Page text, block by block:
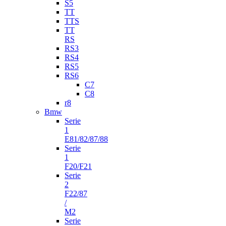
S5
TT
TTS
TT
RS
RS3
RS4
RS5
RS6
C7
C8
r8
Bmw
Serie
1
E81/82/87/88
Serie
1
F20/F21
Serie
2
F22/87
/
M2
Serie